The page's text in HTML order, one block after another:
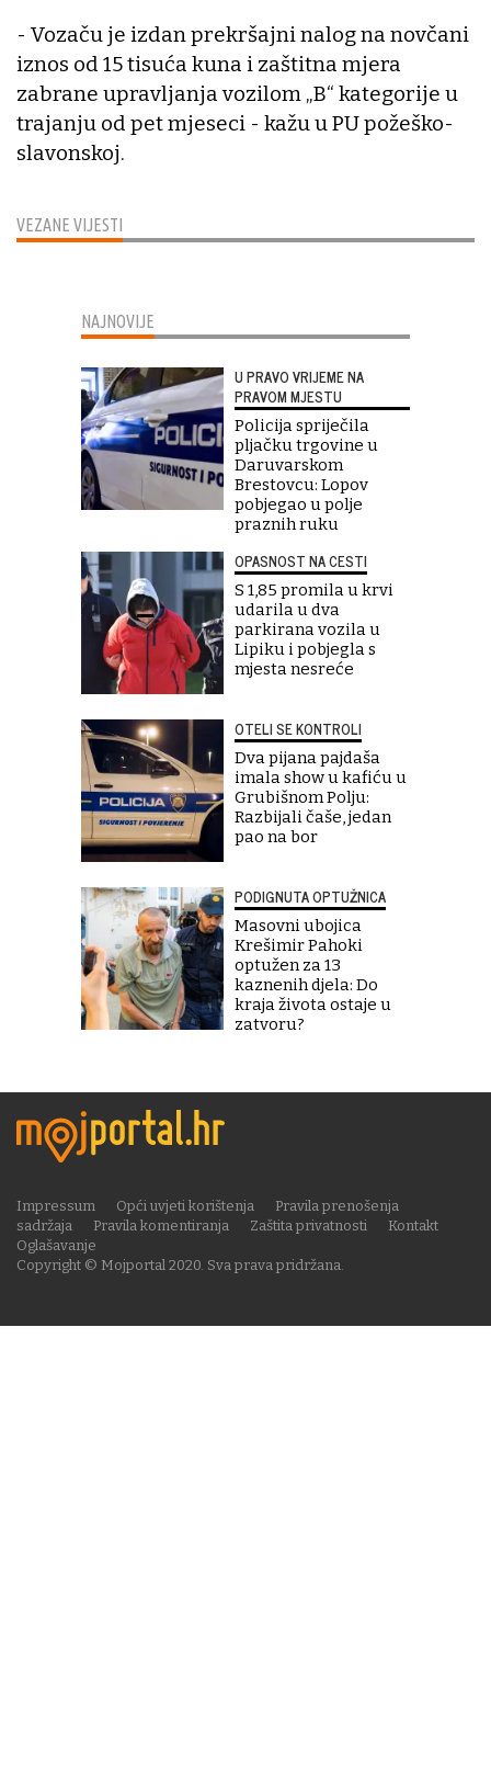
VEZANE VIJESTI
- Vozaču je izdan prekršajni nalog na novčani
iznos od 15 tisuća kuna i zaštitna mjera
zabrane upravljanja vozilom „B“ kategorije u
trajanju od pet mjeseci - kažu u PU požeško-
slavonskoj.
NAJNOVIJE
U PRAVO VRIJEME NA
PRAVOM MJESTU
Policija spriječila
pljačku trgovine u
Daruvarskom
Brestovcu: Lopov
pobjegao u polje
praznih ruku
OPASNOST NA CESTI
S 1,85 promila u krvi
udarila u dva
parkirana vozila u
Lipiku i pobjegla s
mjesta nesreće
OTELI SE KONTROLI
Dva pijana pajdaša
imala show u kafiću u
Grubišnom Polju:
Razbijali čaše, jedan
pao na bor
PODIGNUTA OPTUŽNICA
Masovni ubojica
Krešimir Pahoki
optužen za 13
kaznenih djela: Do
kraja života ostaje u
zatvoru?
Copyright © Mojportal 2020. Sva prava pridržana.
Impressum Opći uvjeti korištenja
Pravila prenošenja
sadržaja
Pravila komentiranja Zaštita privatnosti
Kontakt
Oglašavanje